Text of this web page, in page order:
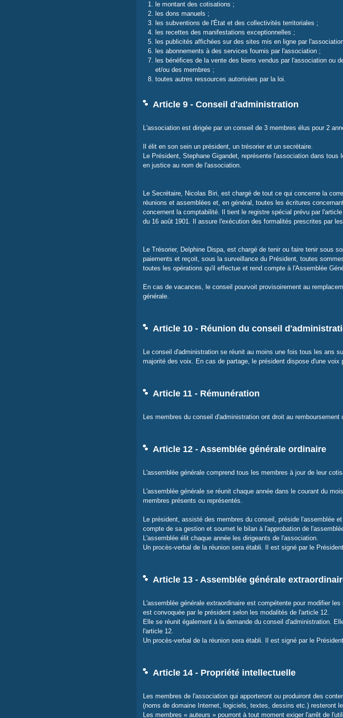
le montant des cotisations ;
les dons manuels ;
les subventions de l'État et des collectivités territoriales ;
les recettes des manifestations exceptionnelles ;
les publicités affichées sur des sites mis en ligne par
les abonnements à des services fournis par l'association ;
les bénéfices de la vente des biens vendus par l'association ou
et/ou des membres ;
toutes autres ressources autorisées par la loi.
Article 9 - Conseil d'administration
L'association est dirigée par un conseil de 3 membres élus pour 2
Il élit en son sein un président, un trésorier et un secrétaire.
Le Président, Stephane Gigandet, représente l'association dans
en justice au nom de l'association.
Le Secrétaire, Nicolas Biri, est chargé de tout ce qui concerne la
réunions et assemblées et, en général, toutes les écritures
concernent la comptabilité. Il tient le registre spécial prévu par
du 16 août 1901. Il assure l'exécution des formalités prescrites par
Le Trésorier, Delphine Dispa, est chargé de tenir ou faire tenir sous
paiements et reçoit, sous la surveillance du Président, toutes
toutes les opérations qu'il effectue et rend compte à l'Assemblée
En cas de vacances, le conseil pourvoit provisoirement au
générale.
Article 10 - Réunion du conseil
Le conseil d'administration se réunit au moins une fois tous les ans
majorité des voix. En cas de partage, le président dispose d'une voix
Article 11 - Rémunération
Les membres du conseil d'administration ont droit au
Article 12 - Assemblée générale ordinaire
L'assemblée générale comprend tous les membres à jour de leur
L'assemblée générale se réunit chaque année dans le courant du
membres présents ou représentés.
Le président, assisté des membres du conseil, préside l'assemblée
compte de sa gestion et soumet le bilan à l'approbation de
L'assemblée élit chaque année les dirigeants de l'association.
Un procès-verbal de la réunion sera établi. Il est signé par le
Article 13 - Assemblée générale
L'assemblée générale extraordinaire est compétente pour modifier
est convoquée par le président selon les modalités de l'article 12.
Elle se réunit également à la demande du conseil d'administration.
l'article 12.
Un procès-verbal de la réunion sera établi. Il est signé par le
Article 14 - Propriété intellectuelle
Les membres de l'association qui apporteront ou produiront des
(noms de domaine Internet, logiciels, textes, dessins etc.) resteront
Les membres « auteurs » pourront à tout moment exiger l'arrêt de